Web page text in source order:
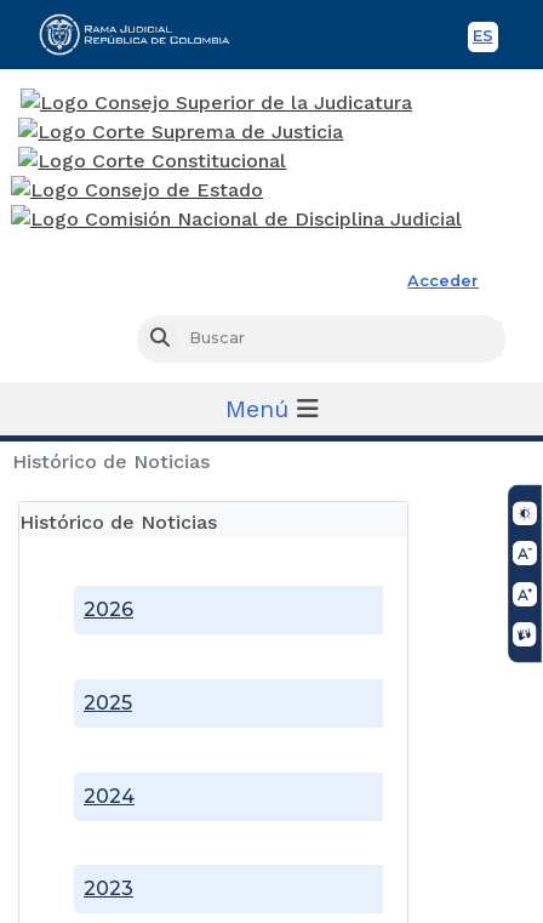
ES
Acceder
Buscar
Menú
Histórico de Noticias
Histórico de Noticias
2023
2024
2025
2026